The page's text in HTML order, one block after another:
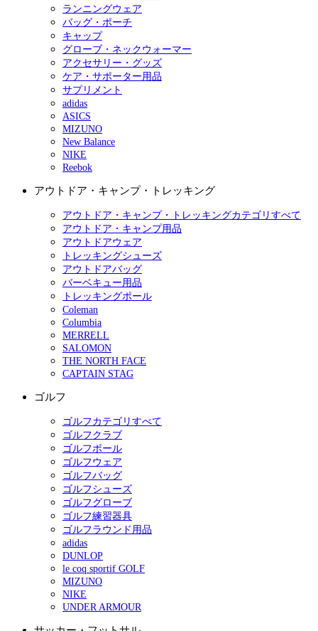
ランニングウェア
バッグ・ポーチ
キャップ
グローブ・ネックウォーマー
アクセサリー・グッズ
ケア・サポーター用品
サプリメント
adidas
ASICS
MIZUNO
New Balance
NIKE
Reebok
アウトドア・キャンプ・トレッキング
アウトドア・キャンプ・トレッキングカテゴリすべて
アウトドア・キャンプ用品
アウトドアウェア
トレッキングシューズ
アウトドアバッグ
バーベキュー用品
トレッキングポール
Coleman
Columbia
MERRELL
SALOMON
THE NORTH FACE
CAPTAIN STAG
ゴルフ
ゴルフカテゴリすべて
ゴルフクラブ
ゴルフボール
ゴルフウェア
ゴルフバッグ
ゴルフシューズ
ゴルフグローブ
ゴルフ練習器具
ゴルフラウンド用品
adidas
DUNLOP
le coq sportif GOLF
MIZUNO
NIKE
UNDER ARMOUR